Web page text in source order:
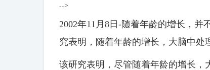
-->
2002年11月8日-随着年龄的增长，
究表明，随着年龄的增长，大脑中处
该研究表明，尽管随着年龄的增长